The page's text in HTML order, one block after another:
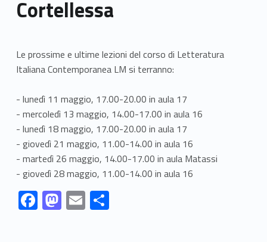
Cortellessa
Le prossime e ultime lezioni del corso di Letteratura
Italiana Contemporanea LM si terranno:
- lunedì 11 maggio, 17.00-20.00 in aula 17
- mercoledì 13 maggio, 14.00-17.00 in aula 16
- lunedì 18 maggio, 17.00-20.00 in aula 17
- giovedì 21 maggio, 11.00-14.00 in aula 16
- martedì 26 maggio, 14.00-17.00 in aula Matassi
- giovedì 28 maggio, 11.00-14.00 in aula 16
Link identifier #identifier__35253-1
F
ac
Link identifier #identifier__195278-2 M
as
Link identifier #identifier__29191-3 E
m
Link identifier #identifier__179709-4 S